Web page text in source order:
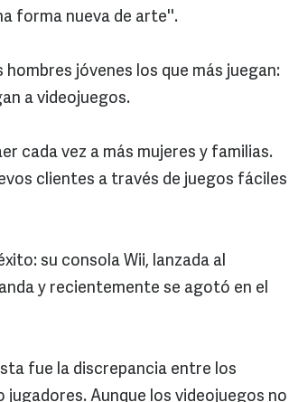
forma nueva de arte''.
jóvenes los que más juegan:
a videojuegos.
cada vez a más mujeres y familias.
clientes a través de juegos fáciles
su consola Wii, lanzada al
y recientemente se agotó en el
fue la discrepancia entre los
jugadores. Aunque los videojuegos no